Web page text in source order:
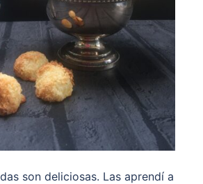
son deliciosas. Las aprendí a